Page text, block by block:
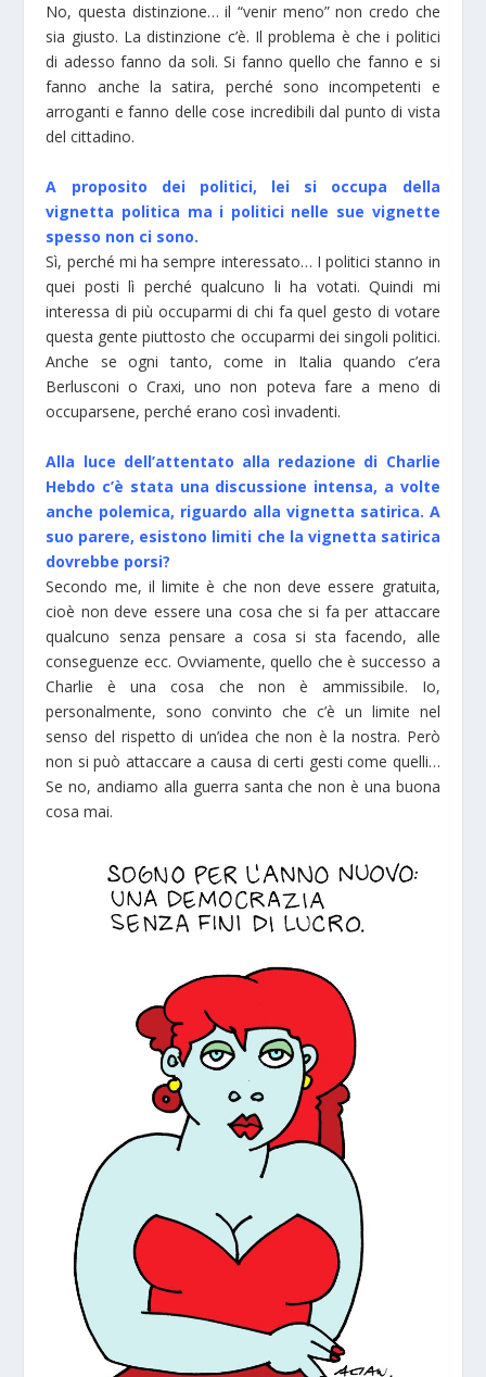
No, questa distinzione… il “venir meno” non credo che
sia giusto. La distinzione c’è. Il problema è che i politici
di adesso fanno da soli. Si fanno quello che fanno e si
fanno anche la satira, perché sono incompetenti e
arroganti e fanno delle cose incredibili dal punto di vista
del cittadino.
A proposito dei politici, lei si occupa della
vignetta politica ma i politici nelle sue vignette
spesso non ci sono.
Sì, perché mi ha sempre interessato… I politici stanno in
quei posti lì perché qualcuno li ha votati. Quindi mi
interessa di più occuparmi di chi fa quel gesto di votare
questa gente piuttosto che occuparmi dei singoli politici.
Anche se ogni tanto, come in Italia quando c’era
Berlusconi o Craxi, uno non poteva fare a meno di
occuparsene, perché erano così invadenti.
Alla luce dell’attentato alla redazione di Charlie
Hebdo c’è stata una discussione intensa, a volte
anche polemica, riguardo alla vignetta satirica. A
suo parere, esistono limiti che la vignetta satirica
dovrebbe porsi?
Secondo me, il limite è che non deve essere gratuita,
cioè non deve essere una cosa che si fa per attaccare
qualcuno senza pensare a cosa si sta facendo, alle
conseguenze ecc. Ovviamente, quello che è successo a
Charlie è una cosa che non è ammissibile. Io,
personalmente, sono convinto che c’è un limite nel
senso del rispetto di un’idea che non è la nostra. Però
non si può attaccare a causa di certi gesti come quelli…
Se no, andiamo alla guerra santa che non è una buona
cosa mai.